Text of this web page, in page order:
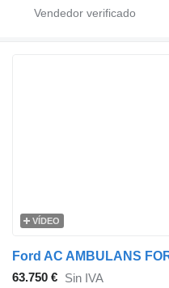
VÍDEO
Ford AC AMBULANS
63.750 € Sin IVA